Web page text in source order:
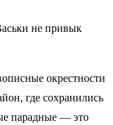
не привык
окрестности
где сохранились
парадные — это